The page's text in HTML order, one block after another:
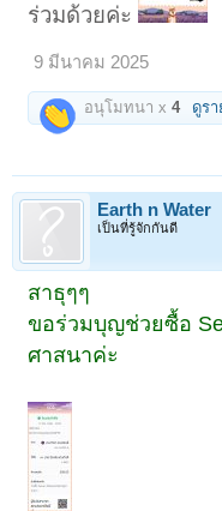
ร่วมด้วยค่ะ
9 มีนาคม 2025
อนุโมทนา x4 ดูร
Earth n Water
เป็นที่รู้จักกันดี
สาธุๆๆ
ขอร่วมบุญช่วยซื้อ
ศาสนาค่ะ